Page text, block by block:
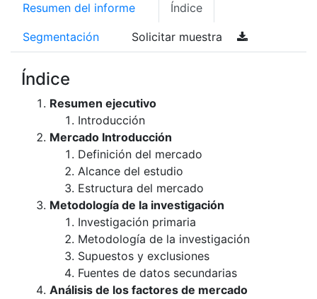
Resumen del informe Índice
Segmentación Solicitar muestra
Índice
Resumen ejecutivo
Introducción
Mercado Introducción
Definición del mercado
Alcance del estudio
Estructura del mercado
Metodología de la investigación
Investigación primaria
Metodología de la investigación
Supuestos y exclusiones
Fuentes de datos secundarias
Análisis de los factores de mercado